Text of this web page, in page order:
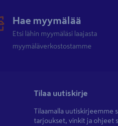
Hae myymälää
Etsi lähin myymäläsi laajasta
myymäläverkostostamme
Tilaa uutiskirje
Tilaamalla uutiskirjeemme
tarjoukset, vinkit ja ohjeet